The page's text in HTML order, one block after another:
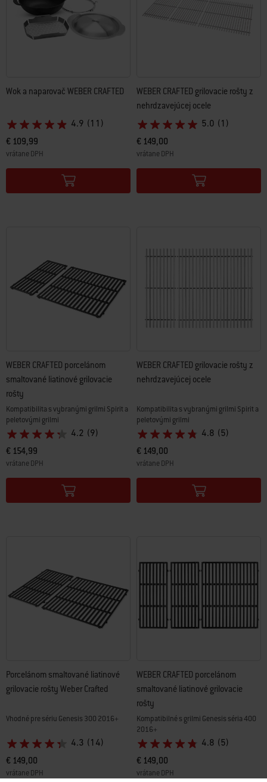
Wok a naparovač WEBER CRAFTED
4.9 (11)
€ 109,99
vrátane DPH
Color Options
WEBER CRAFTED grilovacie rošty z
nehrdzavejúcej ocele
5.0 (1)
€ 149,00
vrátane DPH
Color Options
WEBER CRAFTED porcelánom
smaltované liatinové grilovacie
rošty
Kompatibilita s vybranými grilmi Spirit a
peletovými grilmi
4.2 (9)
€ 154,99
vrátane DPH
Color Options
WEBER CRAFTED grilovacie rošty z
nehrdzavejúcej ocele
Kompatibilita s vybranými grilmi Spirit a
peletovými grilmi
4.8 (5)
€ 149,00
vrátane DPH
Color Options
Porcelánom smaltované liatinové
grilovacie rošty Weber Crafted
Vhodné pre sériu Genesis 300 2016+
4.3 (14)
€ 149,00
vrátane DPH
WEBER CRAFTED porcelánom
smaltované liatinové grilovacie
rošty
Kompatibilné s grilmi Genesis séria 400
2016+
4.8 (5)
€ 149,00
vrátane DPH